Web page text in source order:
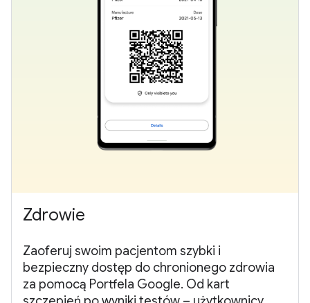
Zdrowie
Zaoferuj swoim pacjentom szybki i
bezpieczny dostęp do chronionego zdrowia
za pomocą Portfela Google. Od kart